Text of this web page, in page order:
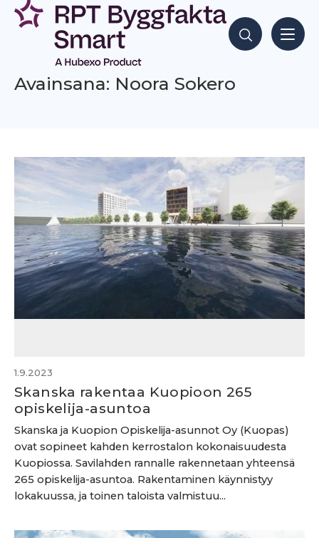
Siirry
sisältöön
Hae sisältöjä
Avainsana: Noora Sokero
1.9.2023
Skanska rakentaa Kuopioon 265
opiskelija-asuntoa
Skanska ja Kuopion Opiskelija-asunnot Oy (Kuopas)
ovat sopineet kahden kerrostalon kokonaisuudesta
Kuopiossa. Savilahden rannalle rakennetaan yhteensä
265 opiskelija-asuntoa. Rakentaminen käynnistyy
lokakuussa, ja toinen taloista valmistuu...